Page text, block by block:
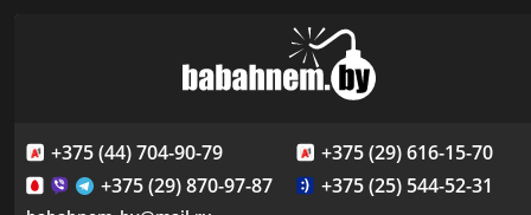
+375 (44) 704-90-79
+375 (29) 616-15-70
+375 (29) 870-97-87
+375 (25) 544-52-31